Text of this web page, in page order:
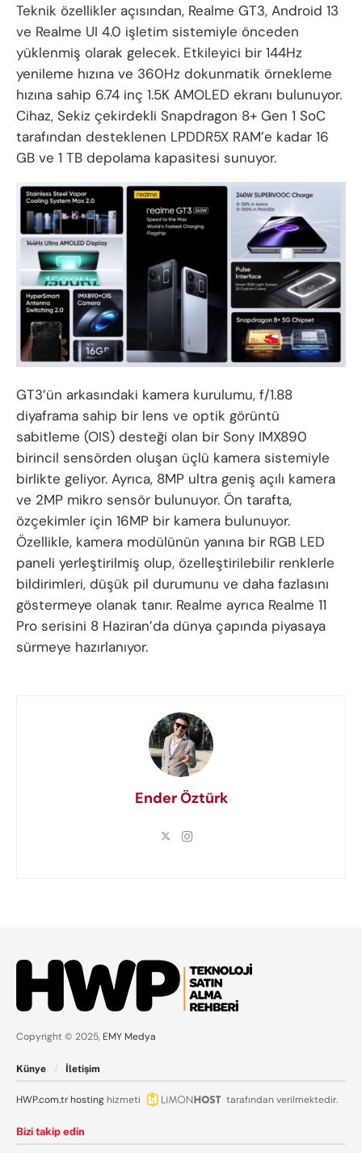
Teknik özellikler açısından, Realme GT3, Android 13
ve Realme UI 4.0 işletim sistemiyle önceden
yüklenmiş olarak gelecek. Etkileyici bir 144Hz
yenileme hızına ve 360Hz dokunmatik örnekleme
hızına sahip 6.74 inç 1.5K AMOLED ekranı bulunuyor.
Cihaz, Sekiz çekirdekli Snapdragon 8+ Gen 1 SoC
tarafından desteklenen LPDDR5X RAM’e kadar 16
GB ve 1 TB depolama kapasitesi sunuyor.
GT3’ün arkasındaki kamera kurulumu, f/1.88
diyaframa sahip bir lens ve optik görüntü
sabitleme (OIS) desteği olan bir Sony IMX890
birincil sensörden oluşan üçlü kamera sistemiyle
birlikte geliyor. Ayrıca, 8MP ultra geniş açılı kamera
ve 2MP mikro sensör bulunuyor. Ön tarafta,
özçekimler için 16MP bir kamera bulunuyor.
Özellikle, kamera modülünün yanına bir RGB LED
paneli yerleştirilmiş olup, özelleştirilebilir renklerle
bildirimleri, düşük pil durumunu ve daha fazlasını
göstermeye olanak tanır. Realme ayrıca Realme 11
Pro serisini 8 Haziran’da dünya çapında piyasaya
sürmeye hazırlanıyor.
Ender Öztürk
Copyright © 2025, EMY Medya
Künye İletişim
HWP.com.trhosting hizmeti tarafından verilmektedir.
Bizi takip edin